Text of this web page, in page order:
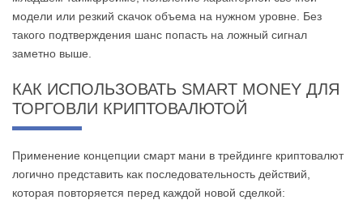
модели или резкий скачок объема на нужном уровне. Без
такого подтверждения шанс попасть на ложный сигнал
заметно выше.
КАК ИСПОЛЬЗОВАТЬ SMART MONEY ДЛЯ
ТОРГОВЛИ КРИПТОВАЛЮТОЙ
Применение концепции смарт мани в трейдинге криптовалют
логично представить как последовательность действий,
которая повторяется перед каждой новой сделкой: